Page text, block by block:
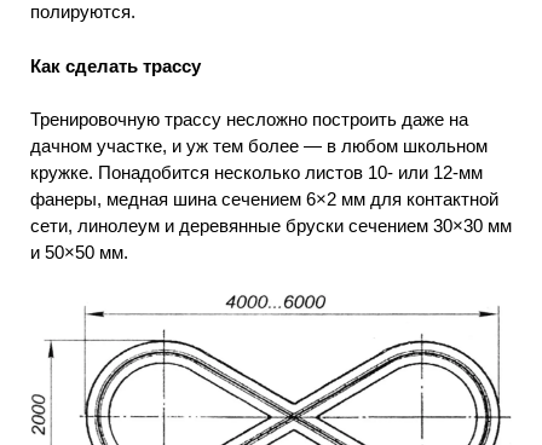
полируются.
Как сделать трассу
Тренировочную трассу несложно построить даже на
дачном участке, и уж тем более — в любом школьном
кружке. Понадобится несколько листов 10- или 12-мм
фанеры, медная шина сечением 6×2 мм для контактной
сети, линолеум и деревянные бруски сечением 30×30 мм
и 50×50 мм.